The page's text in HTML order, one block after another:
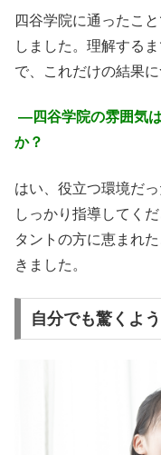
四谷学院に通ったこ
しました。理解する
で、これだけの結果
―四谷学院の雰囲気
か？
はい、役立つ環境だ
しっかり指導してく
タントの方に恵まれ
きました。
自分でも驚くよ